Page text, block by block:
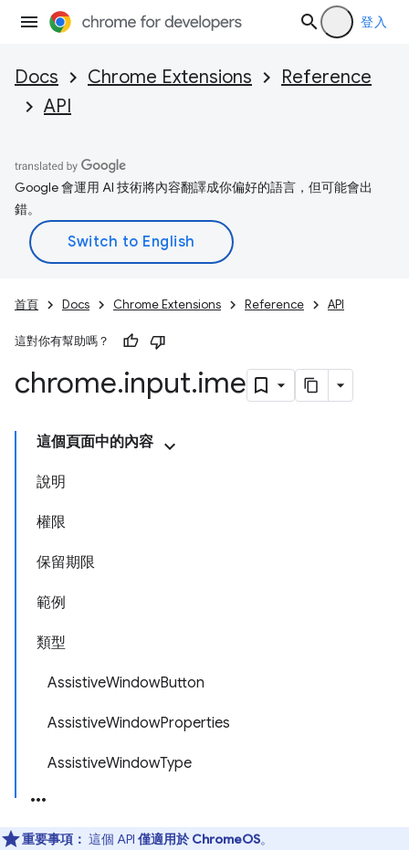
登入
Docs Chrome Extensions
Reference
API
Google 會運用 AI 技術將內容翻譯成你偏好的語言，但可能會出
錯。
首頁 Docs Chrome Extensions Reference API
這對你有幫助嗎？
chrome.input.ime
這個頁面中的內容
說明
權限
保留期限
範例
類型
AssistiveWindowButton
AssistiveWindowProperties
AssistiveWindowType
重要事項： 這個 API 僅適用於 ChromeOS。